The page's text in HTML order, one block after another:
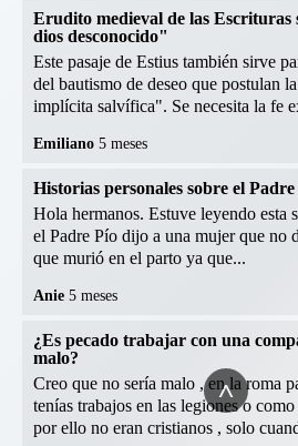
Erudito medieval de las Escrituras
dios desconocido"
Este pasaje de Estius también sirve
del bautismo de deseo que postulan
implícita salvífica". Se necesita la fe
Emiliano 5 meses
Historias personales sobre el
Hola hermanos. Estuve leyendo esta
el Padre Pío dijo a una mujer que no
que murió en el parto ya que...
Anie 5 meses
¿Es pecado trabajar con una
malo?
Creo que no sería malo , en la roma
tenías trabajos en las legiones o
por ello no eran cristianos , solo
^